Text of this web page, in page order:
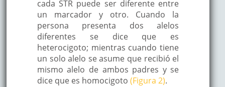
cada STR puede ser diferente entre
un marcador y otro. Cuando la
persona presenta dos alelos
diferentes se dice que es
heterocigoto; mientras cuando tiene
un solo alelo se asume que recibió el
mismo alelo de ambos padres y se
dice que es homocigoto (Figura 2).